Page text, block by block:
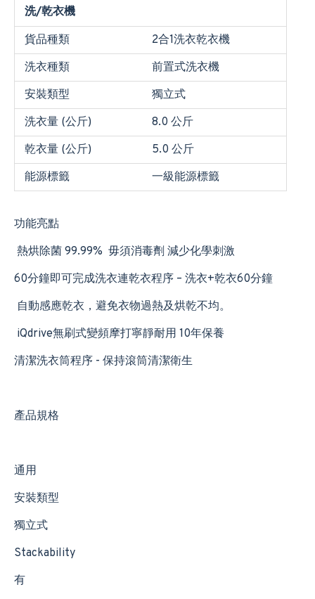
洗/乾衣機
貨品種類
2合1洗衣乾衣機
洗衣種類
前置式洗衣機
安裝類型
獨立式
洗衣量 (公斤)
8.0 公斤
乾衣量 (公斤)
5.0 公斤
能源標籤
一級能源標籤
功能亮點
熱烘除菌 99.99% 毋須消毒劑 減少化學刺激
60分鐘即可完成洗衣連乾衣程序 – 洗衣+乾衣60分鐘
自動感應乾衣，避免衣物過熱及烘乾不均。
iQdrive無刷式變頻摩打寧靜耐用 10年保養
清潔洗衣筒程序 - 保持滾筒清潔衛生
產品規格
通用
安裝類型
獨立式
Stackability
有